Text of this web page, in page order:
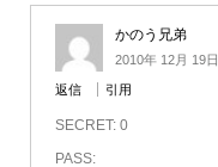
かのう兄弟
2010年 12月 19日
返信 引用
SECRET: 0
PASS: